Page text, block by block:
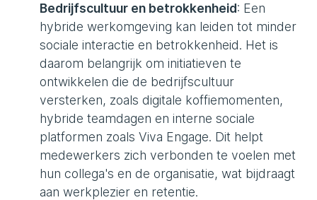
Bedrijfscultuur en betrokkenheid: Een
hybride werkomgeving kan leiden tot minder
sociale interactie en betrokkenheid. Het is
daarom belangrijk om initiatieven te
ontwikkelen die de bedrijfscultuur
versterken, zoals digitale koffiemomenten,
hybride teamdagen en interne sociale
platformen zoals Viva Engage. Dit helpt
medewerkers zich verbonden te voelen met
hun collega's en de organisatie, wat bijdraagt
aan werkplezier en retentie.